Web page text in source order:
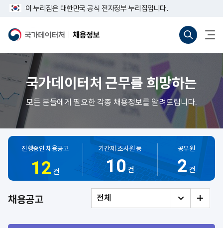
뛰
이 누리집은 대한민국 공식 전자정부 누리집입니다.
국
가
이
채
용
보
바
기
창
열
기)
열
국가데이터처 근무를 희망하는
모든 분들에게 필요한 각종 채용정보를 알려드립니다.
채용공고 전체
진행중인채용공고
12 건
기간제·조사원 등
10건
공무원
2 건